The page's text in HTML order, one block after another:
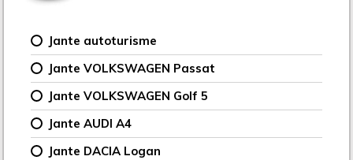
Jante autoturisme
Jante VOLKSWAGEN Passat
Jante VOLKSWAGEN Golf 5
Jante AUDI A4
Jante DACIA Logan